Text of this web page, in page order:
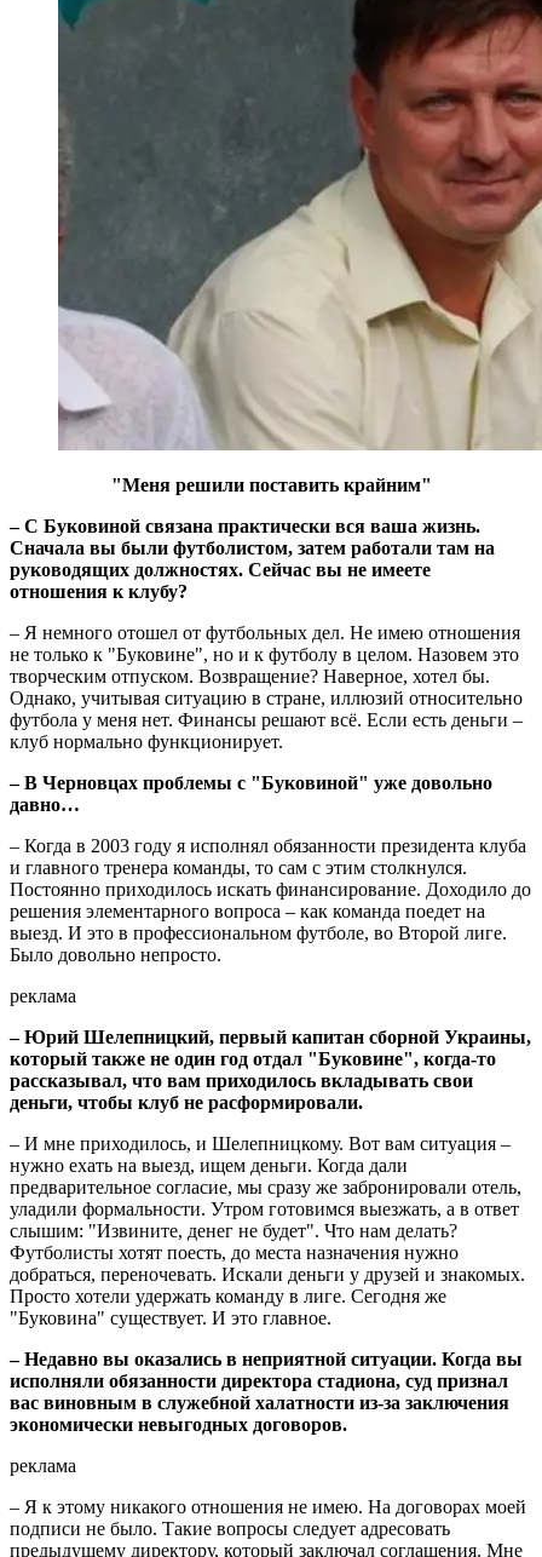
"Меня решили поставить крайним"
– С Буковиной связана практически вся ваша жизнь.
Сначала вы были футболистом, затем работали там на
руководящих должностях. Сейчас вы не имеете
отношения к клубу?
– Я немного отошел от футбольных дел. Не имею отношения
не только к "Буковине", но и к футболу в целом. Назовем это
творческим отпуском. Возвращение? Наверное, хотел бы.
Однако, учитывая ситуацию в стране, иллюзий относительно
футбола у меня нет. Финансы решают всё. Если есть деньги –
клуб нормально функционирует.
– В Черновцах проблемы с "Буковиной" уже довольно
давно…
– Когда в 2003 году я исполнял обязанности президента клуба
и главного тренера команды, то сам с этим столкнулся.
Постоянно приходилось искать финансирование. Доходило до
решения элементарного вопроса – как команда поедет на
выезд. И это в профессиональном футболе, во Второй лиге.
Было довольно непросто.
реклама
– Юрий Шелепницкий, первый капитан сборной Украины,
который также не один год отдал "Буковине", когда-то
рассказывал, что вам приходилось вкладывать свои
деньги, чтобы клуб не расформировали.
– И мне приходилось, и Шелепницкому. Вот вам ситуация –
нужно ехать на выезд, ищем деньги. Когда дали
предварительное согласие, мы сразу же забронировали отель,
уладили формальности. Утром готовимся выезжать, а в ответ
слышим: "Извините, денег не будет". Что нам делать?
Футболисты хотят поесть, до места назначения нужно
добраться, переночевать. Искали деньги у друзей и знакомых.
Просто хотели удержать команду в лиге. Сегодня же
"Буковина" существует. И это главное.
– Недавно вы оказались в неприятной ситуации. Когда вы
исполняли обязанности директора стадиона, суд признал
вас виновным в служебной халатности из-за заключения
экономически невыгодных договоров.
реклама
– Я к этому никакого отношения не имею. На договорах моей
подписи не было. Такие вопросы следует адресовать
предыдущему директору, который заключал соглашения. Мне